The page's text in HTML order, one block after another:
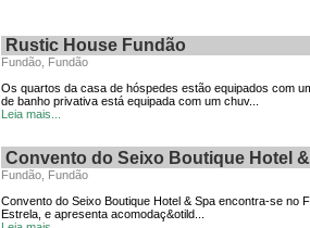
Rustic House Fundão
Fundão, Fundão
Os quartos da casa de hóspedes estão equipados com
de banho privativa está equipada com um chuv...
Leia mais...
Convento do Seixo Boutique Hotel
Fundão, Fundão
Convento do Seixo Boutique Hotel & Spa encontra-se no
Estrela, e apresenta acomodaç&otild...